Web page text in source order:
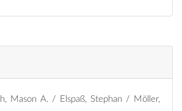
Mason A. / Elspaß, Stephan / Möller,